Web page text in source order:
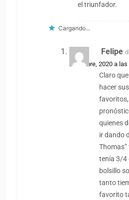
el triunfador.
Cargando...
Felipe
5 octubre, 2020 a
Claro
hacer
quienes
ir dando
tenía 3/4
bolsillo
tanto
favorito